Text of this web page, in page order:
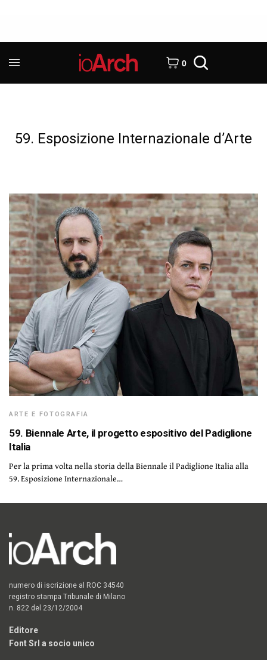
0
59. Esposizione Internazionale d’Arte
ARTE E FOTOGRAFIA
59. Biennale Arte, il progetto espositivo del Padiglione
Italia
Per la prima volta nella storia della Biennale il Padiglione Italia alla
59. Esposizione Internazionale…
numero di iscrizione al ROC 34540
registro stampa Tribunale di Milano
n. 822 del 23/12/2004
Editore
Font Srl a socio unico